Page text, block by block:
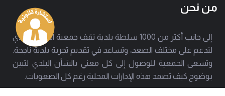
من نحن
إلى جانب أكثر من 1000 سلطة بلدية تقف جمعية العمل البلدي
لتدعم على مختلف الصعد، وتساعد في تقديم تجربة بلدية ناجحة.
وتسعى الجمعية للوصول إلى كل معني بالشأن البلدي لتبين
بوضوح كيف تصمد هذه الإدارات المحلية رغم كل الصعوبات.